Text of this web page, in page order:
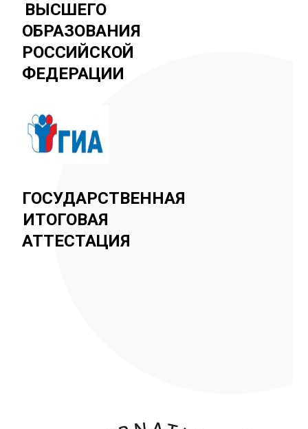
ВЫСШЕГО
ОБРАЗОВАНИЯ
РОССИЙСКОЙ
ФЕДЕРАЦИИ
ГОСУДАРСТВЕННАЯ
ИТОГОВАЯ
АТТЕСТАЦИЯ